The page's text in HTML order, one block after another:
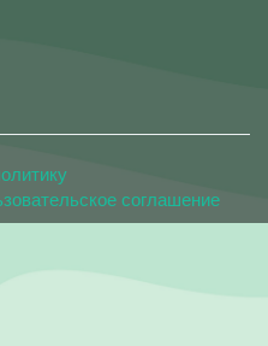
соглашение